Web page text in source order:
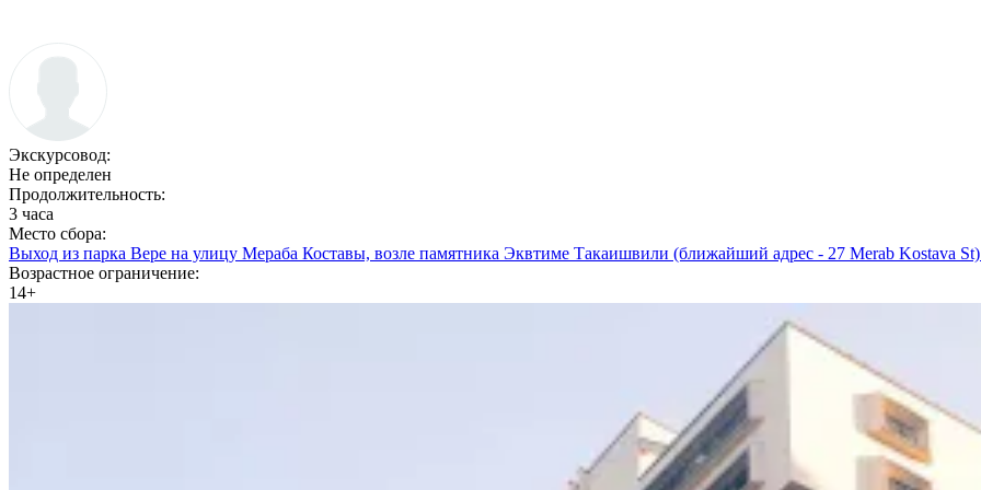
Экскурсовод:
Не определен
Продолжительность:
3 часа
Место сбора:
Выход из парка Вере на улицу Мераба Коставы, возле памятника Эквтиме Такаишвили (ближайший адрес - 27 Merab Kostava
Возрастное ограничение:
14+